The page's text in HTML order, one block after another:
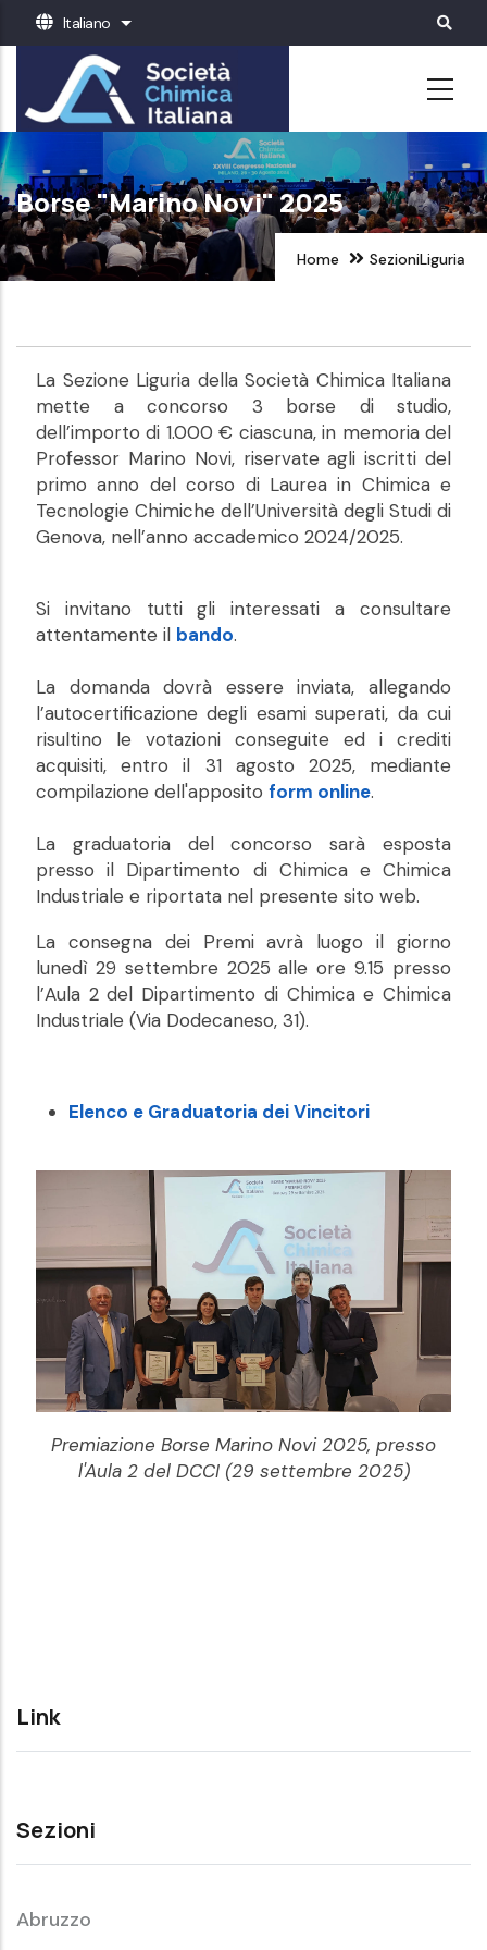
Salta
contenuto
principale
Italiano Mostra ulteriori azioni
Borse "Marino Novi" 2025
Home SezioniLiguria
La Sezione Liguria della Società Chimica Italiana
mette a concorso 3 borse di studio,
dell’importo di 1.000 € ciascuna, in memoria del
Professor Marino Novi, riservate agli iscritti del
primo anno del corso di Laurea in Chimica e
Tecnologie Chimiche dell’Università degli Studi di
Genova, nell’anno accademico 2024/2025.
Si invitano tutti gli interessati a consultare
attentamente il bando.
La domanda dovrà essere inviata, allegando
l’autocertificazione degli esami superati, da cui
risultino le votazioni conseguite ed i crediti
acquisiti, entro il 31 agosto 2025, mediante
compilazione dell'apposito form online.
La graduatoria del concorso sarà esposta
presso il Dipartimento di Chimica e Chimica
Industriale e riportata nel presente sito web.
La consegna dei Premi avrà luogo il giorno
lunedì 29 settembre 2025 alle ore 9.15 presso
l’Aula 2 del Dipartimento di Chimica e Chimica
Industriale (Via Dodecaneso, 31).
Elenco e Graduatoria dei Vincitori
Premiazione Borse Marino Novi 2025, presso
l'Aula 2 del DCCI (29 settembre 2025)
Link
Sezioni
Abruzzo